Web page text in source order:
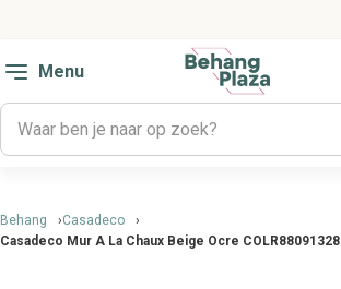
Menu
Behang
Casadeco
Casadeco Mur A La Chaux Beige Ocre COLR88091328